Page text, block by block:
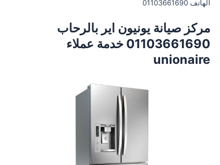
الهاتف 01103661690
مركز صيانة يونيون اير بالرحاب
01103661690 خدمة عملاء
unionaire